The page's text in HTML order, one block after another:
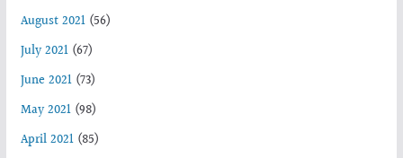
August 2021(56)
July 2021(67)
June 2021(73)
May 2021(98)
April 2021(85)